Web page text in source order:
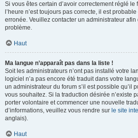
Si vous êtes certain d’avoir correctement réglé
l’heure n’est toujours pas correcte, il est
erronée. Veuillez contacter un administrateur
problème.
Haut
Ma langue n’apparaît pas dans la liste !
Soit les administrateurs n’ont pas installé votre
logiciel n’a pas encore été traduit dans votre
un administrateur du forum s’il est possible qu’il
vous souhaitez. Si la traduction désirée n’existe
porter volontaire et commencer une nouvelle
d’informations, veuillez vous rendre sur le site
anglais).
Haut